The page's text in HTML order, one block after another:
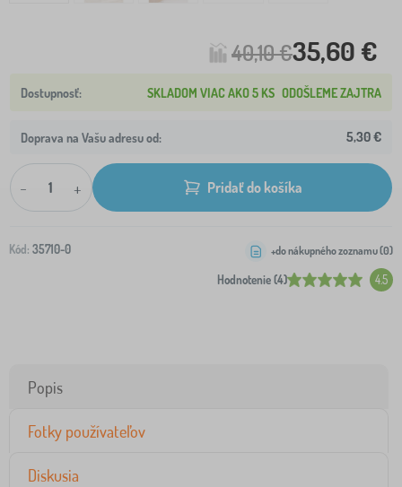
40,10 €35,60 €
SKLADOM VIAC AKO 5 KS ODOŠLEME ZAJTRA
Doprava na Vašu adresu od: 5,30 €
- + Pridať do košíka
Kód: 35710-0
Hodnotenie (4) 4.5
+do nákupného zoznamu (0)
Popis
Fotky používateľov
Diskusia